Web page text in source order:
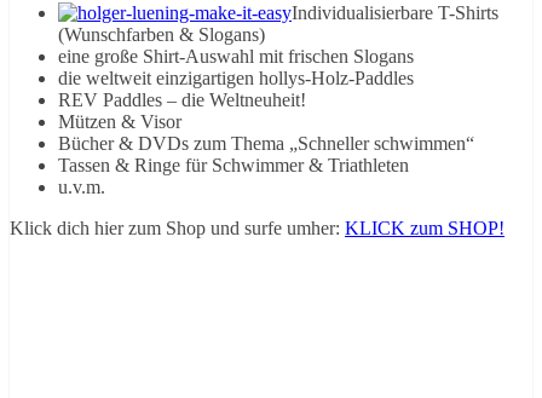
Individualisierbare T-Shirts
(Wunschfarben & Slogans)
eine große Shirt-Auswahl mit frischen Slogans
die weltweit einzigartigen hollys-Holz-Paddles
REV Paddles – die Weltneuheit!
Mützen & Visor
Bücher & DVDs zum Thema „Schneller schwimmen“
Tassen & Ringe für Schwimmer & Triathleten
u.v.m.
Klick dich hier zum Shop und surfe umher: KLICK zum SHOP!